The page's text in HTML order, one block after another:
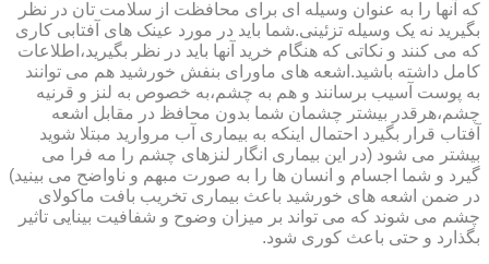
که آنها را به عنوان وسیله ای برای محافظت از سلامت تان در نظر
بگیرید نه یک وسیله تزئینی.شما باید در مورد عینک های آفتابی کاری
که می کنند و نکاتی که هنگام خرید آنها باید در نظر بگیرید،اطلاعات
کامل داشته باشید.اشعه های ماورای بنفش خورشید هم می توانند
به پوست آسیب برسانند و هم به چشم،به خصوص به لنز و قرنیه
چشم،هرقدر بیشتر چشمان شما بدون محافظ در مقابل اشعه
آفتاب قرار بگیرد احتمال اینکه به بیماری آب مروارید مبتلا شوید
بیشتر می شود (در این بیماری انگار لنزهای چشم را مه فرا می
گیرد و شما اجسام و انسان ها را به صورت مبهم و ناواضح می بینید)
در ضمن اشعه های خورشید باعث بیماری تخریب بافت ماکولای
چشم می شوند که می تواند بر میزان وضوح و شفافیت بینایی تاثیر
بگذارد و حتی باعث کوری شود.